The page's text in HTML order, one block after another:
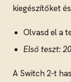
kiegészítőket
Olvasd el a
Első teszt:
A Switch 2-t